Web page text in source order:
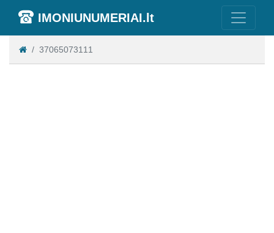
IMONIUNUMERIAI.lt
37065073111